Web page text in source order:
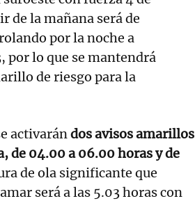
de la mañana será de
por la noche a
por lo que se mantendrá
de riesgo para la
activarándos avisos amarillos
de 04.00 a 06.00 horas y de
de ola significante que
será a las 5.03 horas con